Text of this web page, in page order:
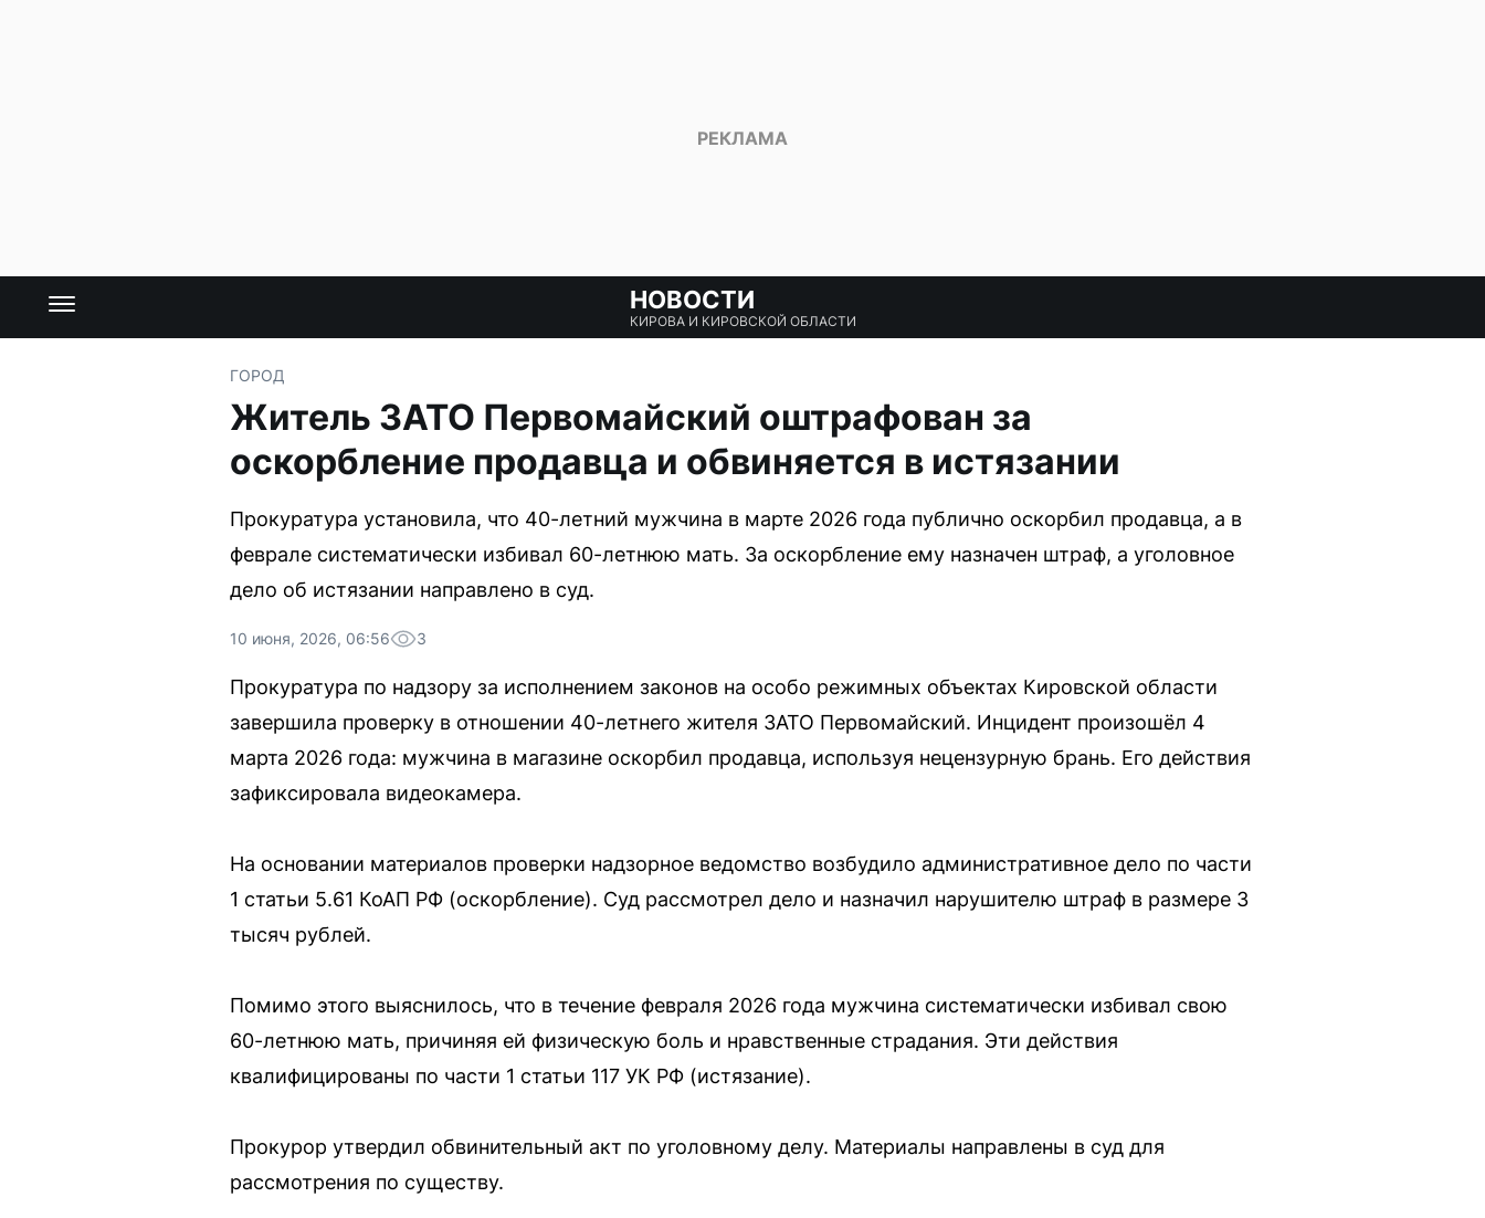
НОВОСТИ
КИРОВА И КИРОВСКОЙ ОБЛАСТИ
ГОРОД
Житель ЗАТО Первомайский оштрафован за
оскорбление продавца и обвиняется в истязании
Прокуратура установила, что 40-летний мужчина в марте 2026 года публично оскорбил продавца, а в
феврале систематически избивал 60-летнюю мать. За оскорбление ему назначен штраф, а уголовное
дело об истязании направлено в суд.
10 июня, 2026, 06:56 3
Прокуратура по надзору за исполнением законов на особо режимных объектах Кировской области
завершила проверку в отношении 40-летнего жителя ЗАТО Первомайский. Инцидент произошёл 4
марта 2026 года: мужчина в магазине оскорбил продавца, используя нецензурную брань. Его действия
зафиксировала видеокамера.
На основании материалов проверки надзорное ведомство возбудило административное дело по части
1 статьи 5.61 КоАП РФ (оскорбление). Суд рассмотрел дело и назначил нарушителю штраф в размере 3
тысяч рублей.
Помимо этого выяснилось, что в течение февраля 2026 года мужчина систематически избивал свою
60-летнюю мать, причиняя ей физическую боль и нравственные страдания. Эти действия
квалифицированы по части 1 статьи 117 УК РФ (истязание).
Прокурор утвердил обвинительный акт по уголовному делу. Материалы направлены в суд для
рассмотрения по существу.